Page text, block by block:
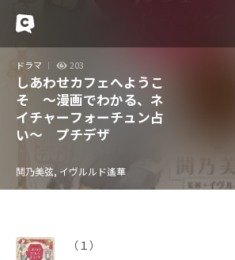
ドラマ 203
しあわせカフェへようこ
そ ～漫画でわかる、ネ
イチャーフォーチュン占
い～ プチデザ
鬨乃美弦, イヴルルド遙華
（１）